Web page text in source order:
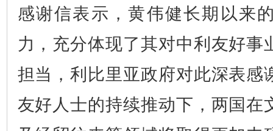
感谢信表示，黄伟健长期以来
力，充分体现了其对中利友好事
担当，利比里亚政府对此深表感
友好人士的持续推动下，两国在